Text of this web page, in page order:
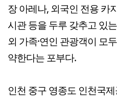
장 아레나, 외국인 전용 카
시관 등을 두루 갖추고 있
외 가족·연인 관광객이 모
약한다는 포부다.
인천 중구 영종도 인천국